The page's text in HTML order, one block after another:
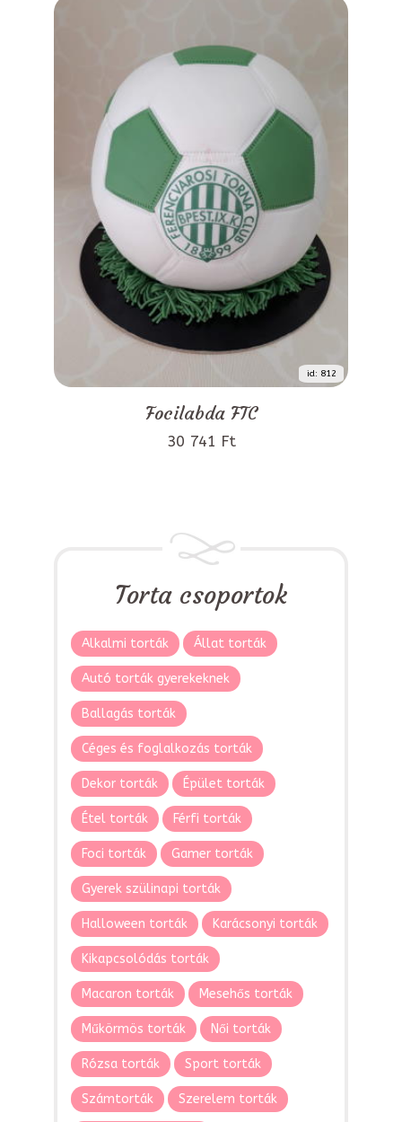
id: 812
Focilabda FTC
30 741 Ft
Torta csoportok
Alkalmi torták Állat torták
Autó torták gyerekeknek
Ballagás torták
Céges és foglalkozás torták
Dekor torták Épület torták
Étel torták Férfi torták
Foci torták Gamer torták
Gyerek szülinapi torták
Halloween torták Karácsonyi torták
Kikapcsolódás torták
Macaron torták Mesehős torták
Műkörmös torták Női torták
Rózsa torták Sport torták
Számtorták Szerelem torták